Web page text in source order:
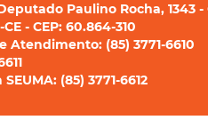
Paulino Rocha, 1343 -
- CEP: 60.864-310
Atendimento: (85) 3771-6610
(85) 3771-6612